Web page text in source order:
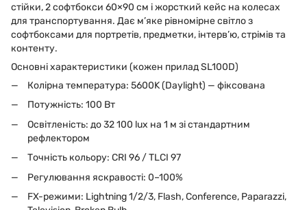
стійки, 2 софтбокси 60×90 см і жорсткий кейс на колесах
для транспортування. Дає м’яке рівномірне світло з
софтбоксами для портретів, предметки, інтерв’ю, стрімів та
контенту.
Основні характеристики (кожен прилад SL100D)
Колірна температура: 5600K (Daylight) — фіксована
Потужність: 100 Вт
Освітленість: до 32 100 lux на 1 м зі стандартним
рефлектором
Точність кольору: CRI 96 / TLCI 97
Регулювання яскравості: 0–100%
FX-режими: Lightning 1/2/3, Flash, Conference, Paparazzi,